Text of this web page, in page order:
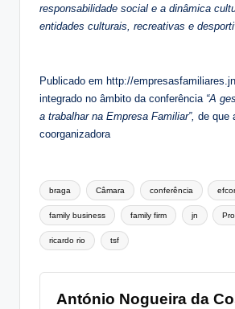
responsabilidade social e a dinâmica
entidades culturais, recreativas e
Publicado em http://
integrado no âmbito da conferência “A
a trabalhar na Empresa Familiar”, de que
coorganizadora
Tags:
braga Câmara conferência
family business family firm jn
ricardo rio tsf
António Nogueira da